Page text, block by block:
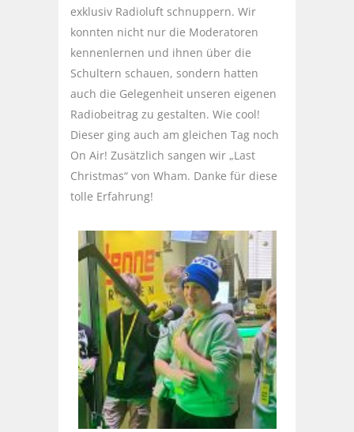
exklusiv Radioluft schnuppern. Wir
konnten nicht nur die Moderatoren
kennenlernen und ihnen über die
Schultern schauen, sondern hatten
auch die Gelegenheit unseren eigenen
Radiobeitrag zu gestalten. Wie cool!
Dieser ging auch am gleichen Tag noch
On Air! Zusätzlich sangen wir „Last
Christmas“ von Wham. Danke für diese
tolle Erfahrung!